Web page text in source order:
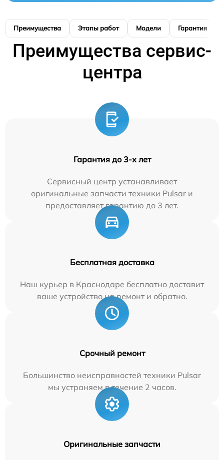
Преимущества Этапы работ Модели Гарантия
Преимущества сервис-
центра
Гарантия до 3-х лет
Сервисный центр устанавливает
оригинальные запчасти техники Pulsar и
предоставляет гарантию до 3 лет.
Бесплатная доставка
Наш курьер в Краснодаре бесплатно доставит
ваше устройство на ремонт и обратно.
Срочный ремонт
Большинство неисправностей техники Pulsar
мы устраняем в течение 2 часов.
Оригинальные запчасти